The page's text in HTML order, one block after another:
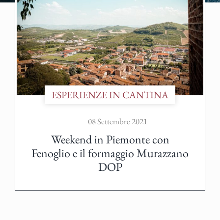
ESPERIENZE IN CANTINA
08 Settembre 2021
Weekend in Piemonte con
Fenoglio e il formaggio Murazzano
DOP